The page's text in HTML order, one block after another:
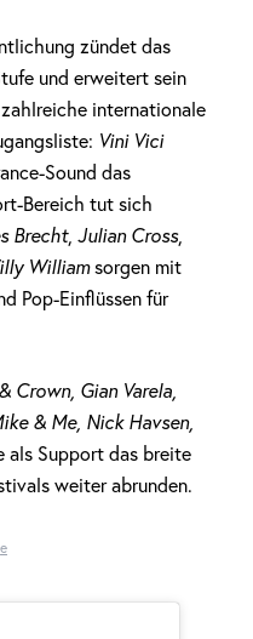
zündet das
und erweitert sein
internationale
Vini Vici
Sound das
Bereich tut sich
Brecht, Julian Cross,
Williamsorgen mit
Pop-Einflüssen für
Crown, Gian Varela,
& Me, Nick Havsen,
als Support das breite
weiter abrunden.